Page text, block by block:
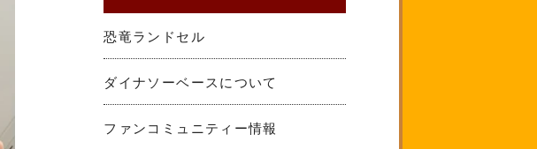
恐竜ランドセル
ダイナソーベースについて
ファンコミュニティー情報